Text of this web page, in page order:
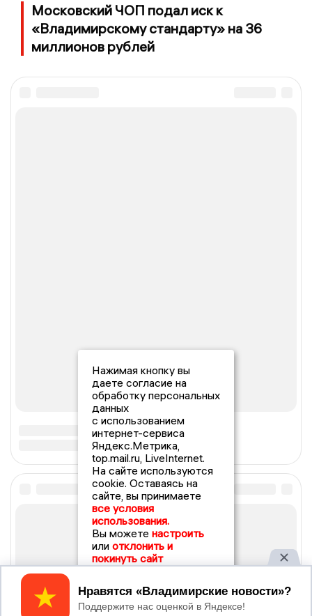
Московский ЧОП подал иск к
«Владимирскому стандарту» на 36
миллионов рублей
Нажимая кнопку вы
даете согласие на
обработку персональных
данных
с использованием
интернет-сервиса
Яндекс.Метрика,
top.mail.ru, LiveInternet.
На сайте используются
cookie. Оставаясь на
сайте, вы принимаете
все условия
использования.
Вы можете настроить
или отклонить и
покинуть сайт
Принять